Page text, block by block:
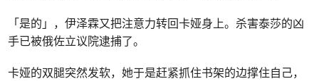
「是的」，伊泽霖又把注意力转回卡娅身上。杀害泰莎的凶
手已被俄佐立议院逮捕了。
卡娅的双腿突然发软，她于是赶紧抓住书架的边撑住自己，